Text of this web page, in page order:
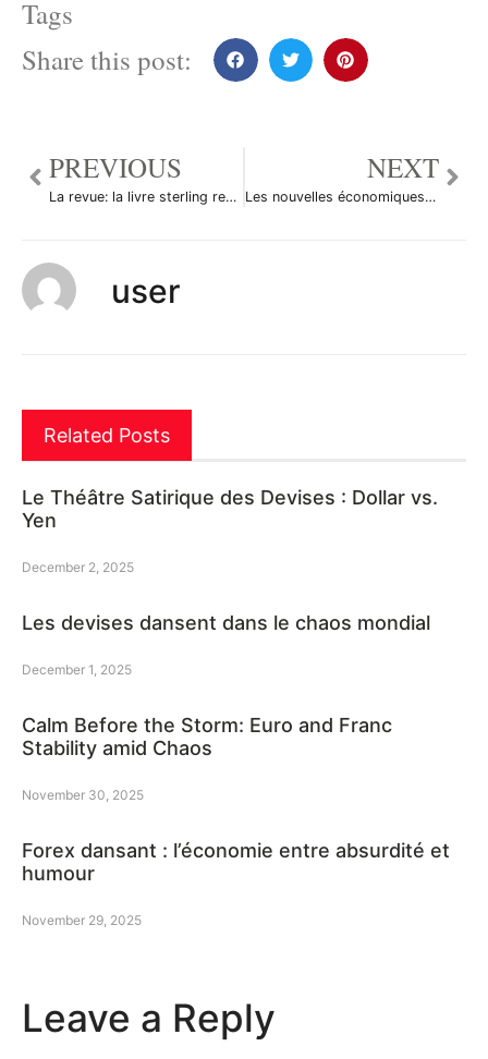
Tags
Share this post:
PREVIOUS
La revue: la livre sterling recule à nouveau et le dollar se reprend
NEXT
Les nouvelles économiques en bref
user
Related Posts
Le Théâtre Satirique des Devises : Dollar vs.
Yen
December 2, 2025
Les devises dansent dans le chaos mondial
December 1, 2025
Calm Before the Storm: Euro and Franc
Stability amid Chaos
November 30, 2025
Forex dansant : l’économie entre absurdité et
humour
November 29, 2025
Leave a Reply